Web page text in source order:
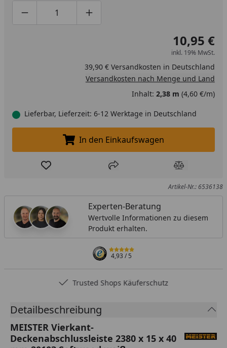
Produktmenge um eins verringern
Produktmenge manuell eingeben
Produktmenge um eins erhöhen
10,95 €
inkl. 19% MwSt.
39,90 € Versandkosten in Deutschland
Versandkosten nach Menge und Land
Inhalt: 2,38 m (4,60 €/m)
Lieferbar, Lieferzeit: 6-12 Werktage in Deutschland
In den Einkaufswagen legen
In den Einkaufswagen
Produkt zur Wunschliste hinzufügen
Teilen Produkt
Artikel-Nr.: 6536138
Experten-Beratung
Wertvolle Informationen zu diesem
Produkt erhalten.
4,93/ 5
Trusted Shops Käuferschutz
Detailbeschreibung
MEISTER Vierkant-
Deckenabschlussleiste 2380 x 15 x 40